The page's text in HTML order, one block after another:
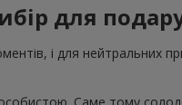
для
і для нейтральних
Саме тому